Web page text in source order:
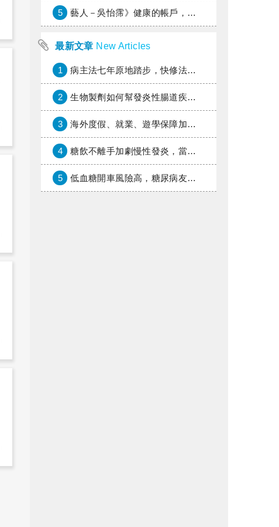
5 藝人－吳怡霈》健康的帳戶，年輕時別提光
最新文章 New Articles
1 病主法七年原地踏步，快修法讓病人自主決定善終
2 生物製劑如何幫發炎性腸道疾病患者抗潰瘍？治療進展與健保給付困境一次看
3 海外度假、就業、遊學保障加倍，富邦產險「一期逐夢」專案加碼遠距醫療與緊急救援
4 糖飲不離手加劇慢性發炎，當心老化與慢性病提早報到
5 低血糖開車風險高，糖尿病友上路必學的安全守則